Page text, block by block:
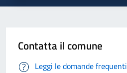
Contatta il comune
Leggi le domande frequenti